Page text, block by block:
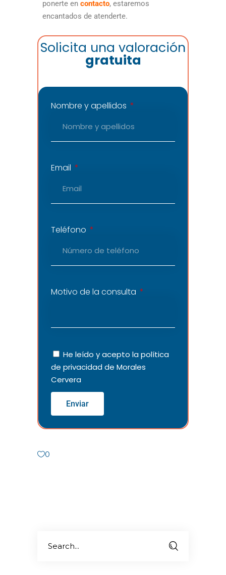
ponerte en contacto, estaremos
encantados de atenderte.
Solicita una valoración
gratuita
Nombre y apellidos
Email
Teléfono
Motivo de la consulta
He leído y acepto lapolítica
de privacidadde Morales
Cervera
Enviar
0